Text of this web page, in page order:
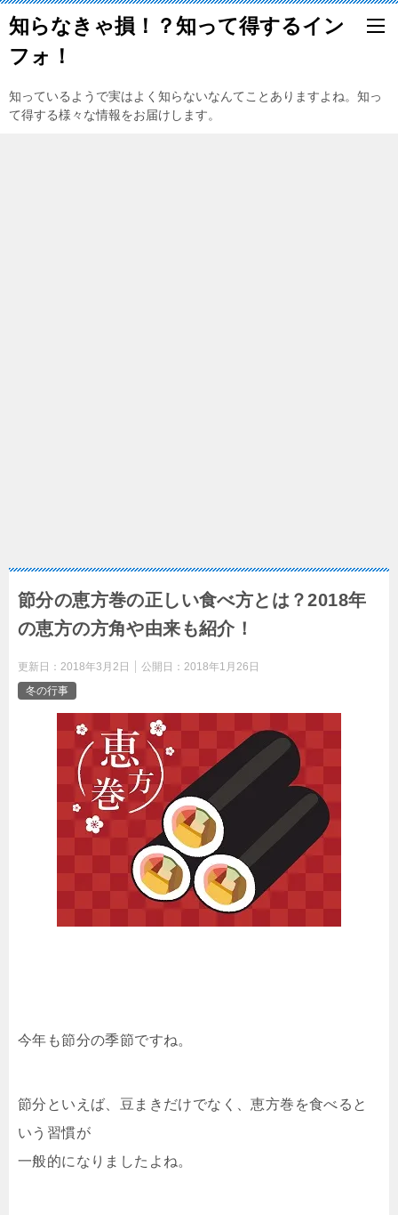
知らなきゃ損！？知って得するイン
フォ！
知っているようで実はよく知らないなんてことありますよね。知っ
て得する様々な情報をお届けします。
節分の恵方巻の正しい食べ方とは？2018年
の恵方の方角や由来も紹介！
更新日： 2018年3月2日 公開日： 2018年1月26日
冬の行事
今年も節分の季節ですね。
節分といえば、豆まきだけでなく、恵方巻を食べると
いう習慣が
一般的になりましたよね。